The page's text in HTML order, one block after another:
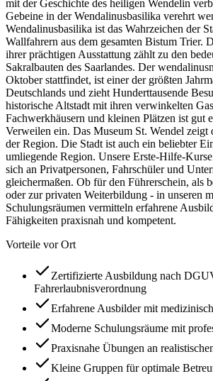
mit der Geschichte des heiligen Wendelin
Gebeine in der Wendalinusbasilika verehrt
Wendalinusbasilika ist das Wahrzeichen der
Wallfahrern aus dem gesamten Bistum Trier.
ihrer prächtigen Ausstattung zählt zu den
Sakralbauten des Saarlandes. Der
Oktober stattfindet, ist einer der größten
Deutschlands und zieht Hunderttausende
historische Altstadt mit ihren verwinkelten
Fachwerkhäusern und kleinen Plätzen ist gut
Verweilen ein. Das Museum St. Wendel zeigt
der Region. Die Stadt ist auch ein beliebter
umliegende Region. Unsere Erste-Hilfe-
sich an Privatpersonen, Fahrschüler und
gleichermaßen. Ob für den Führerschein, als
oder zur privaten Weiterbildung - in unseren
Schulungsräumen vermitteln erfahrene
Fähigkeiten praxisnah und kompetent.
Vorteile vor Ort
Zertifizierte Ausbildung nach
Fahrerlaubnisverordnung
Erfahrene Ausbilder mit
Moderne Schulungsräume mit
Praxisnahe Übungen an
Kleine Gruppen für optimale